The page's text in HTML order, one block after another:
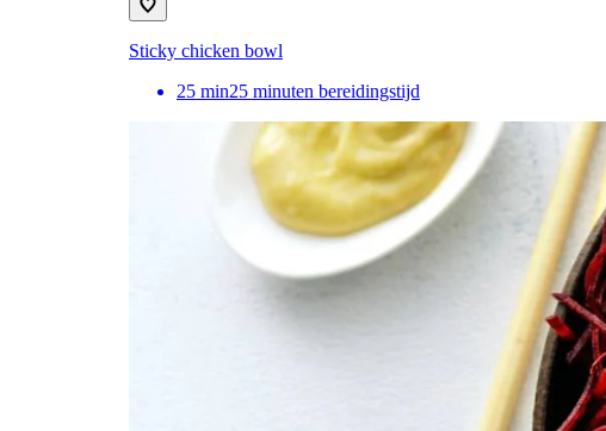
Sticky chicken bowl
25 min25 minuten bereidingstijd